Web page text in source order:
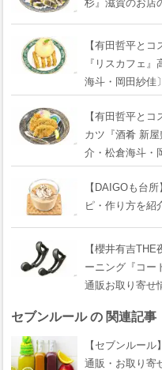
杉』滋賀のお店
【有田哲平と
『リスカフェ
海斗・岡田紗佳〕
【有田哲平と
カツ『酒肴 新
介・松倉海斗・
【DAIGOも台
ピ・作り方を紹
【櫻井有吉
ーニング『コー
通販お取り寄せ
セブンルール の 関連記事
【セブンルー
通販・お取り寄